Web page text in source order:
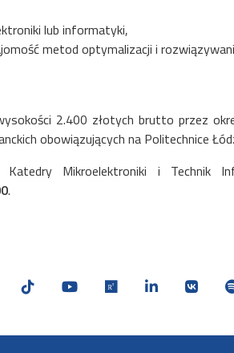
lub informatyki,
metod optymalizacji i
2.400 złotych brutto przez
obowiązujących na Politechnice
Mikroelektroniki i Technik
.